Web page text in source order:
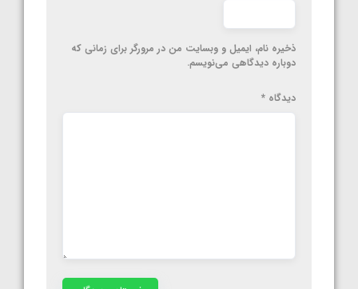
ذخیره نام، ایمیل و وبسایت من در مرورگر برای زمانی که
دوباره دیدگاهی می‌نویسم.
دیدگاه *